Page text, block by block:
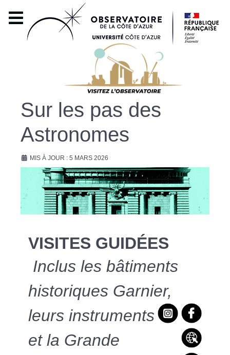
Sur les pas des
Astronomes
MIS À JOUR : 5 MARS 2026
VISITES GUIDÉES
Inclus les bâtiments
historiques Garnier,
leurs instruments
et la Grande